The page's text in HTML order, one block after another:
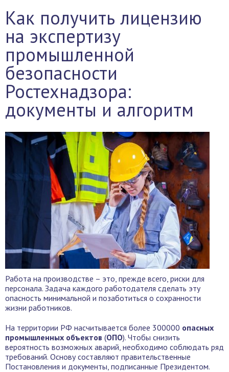
Как получить лицензию
на экспертизу
промышленной
безопасности
Ростехнадзора:
документы и алгоритм
Работа на производстве – это, прежде всего, риски для
персонала. Задача каждого работодателя сделать эту
опасность минимальной и позаботиться о сохранности
жизни работников.
На территории РФ насчитывается более 300000 опасных
промышленных объектов (ОПО). Чтобы снизить
вероятность возможных аварий, необходимо соблюдать ряд
требований. Основу составляют правительственные
Постановления и документы, подписанные Президентом.